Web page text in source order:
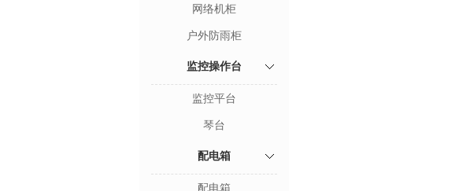
网络机柜
户外防雨柜
监控操作台
监控平台
琴台
配电箱
配电箱